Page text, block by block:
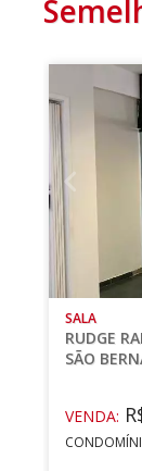
SALA
RUDGE
SÃO
VENDA: